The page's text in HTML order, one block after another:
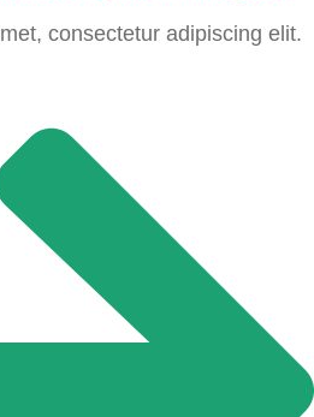
consectetur adipiscing elit.